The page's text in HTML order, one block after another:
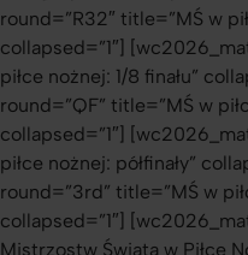
round=”R32″ title=”MŚ w
collapsed=”1″]
piłce nożnej: 1/8 finału”
round=”QF” title=”MŚ w
collapsed=”1″]
piłce nożnej: półfinały”
round=”3rd” title=”MŚ w
collapsed=”1″]
Mistrzostw Świata w Piłce